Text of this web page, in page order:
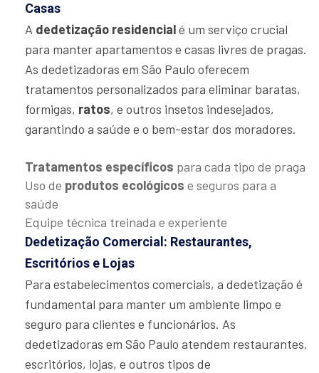
Casas
A dedetização residencialé um serviço crucial
para manter apartamentos e casas livres de pragas.
As dedetizadoras em São Paulo oferecem
tratamentos personalizados para eliminar baratas,
formigas, ratos, e outros insetos indesejados,
garantindo a saúde e o bem-estar dos moradores.
Tratamentos específicos para cada tipo de praga
Uso de produtos ecológicos e seguros para a
saúde
Equipe técnica treinada e experiente
Dedetização Comercial: Restaurantes,
Escritórios e Lojas
Para estabelecimentos comerciais, a dedetização é
fundamental para manter um ambiente limpo e
seguro para clientes e funcionários. As
dedetizadoras em São Paulo atendem restaurantes,
escritórios, lojas, e outros tipos de